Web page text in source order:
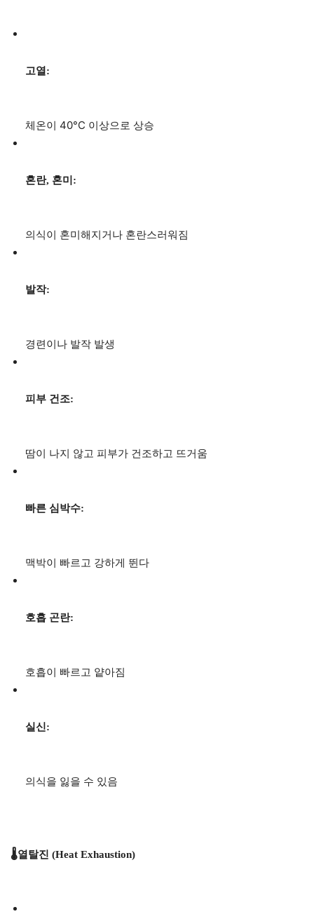
고열:
체온이 40°C 이상으로 상승
혼란, 혼미:
의식이 혼미해지거나 혼란스러워짐
발작:
경련이나 발작 발생
피부 건조:
땀이 나지 않고 피부가 건조하고 뜨거움
빠른 심박수:
맥박이 빠르고 강하게 뛴다
호흡 곤란:
호흡이 빠르고 얕아짐
실신:
의식을 잃을 수 있음
🌡️열탈진 (Heat Exhaustion)